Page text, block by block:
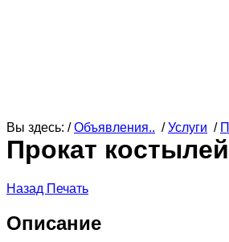
Вы здесь: /Объявления.. /Услуги /
Прокат
Назад Печать
Описание